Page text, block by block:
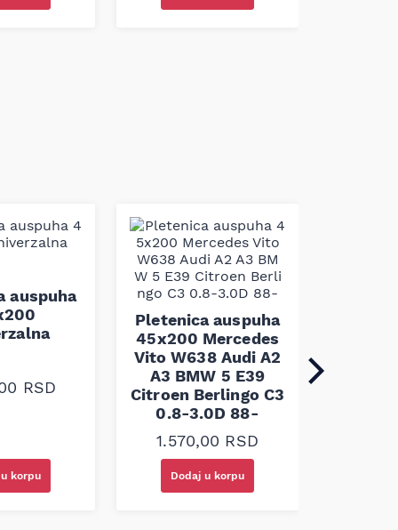
auspuha
RSD
korpu
Pletenica auspuha
45x200 Mercedes
Vito W638 Audi A2
A3 BMW 5 E39
Citroen Berlingo C3
0.8-3.0D 88-
1.570,00 RSD
Dodaj u korpu